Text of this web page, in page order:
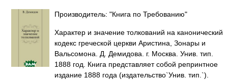
Производитель: "Книга по Требованию"
Характер и значение толкований на канонический
кодекс греческой церкви Аристина, Зонары и
Вальсомона. Д. Демидова. г. Москва. Унив. тип.
1888 год. Книга представляет собой репринтное
издание 1888 года (издательство`Унив. тип.`).